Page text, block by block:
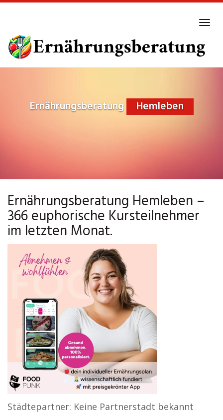
main
content
Ernährungsberatung Hemleben
Ernährungsberatung Hemleben –
366 euphorische Kursteilnehmer
im letzten Monat.
Städtepartner: Keine Partnerstadt bekannt